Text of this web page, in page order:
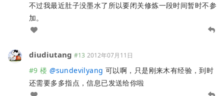
不过我最近肚子没墨水了所以要闭关修炼一段时间暂时不参
加。
diudiutang #13 2012年07月11日
#9 楼 @sundevilyang 可以啊，只是刚来木有经验，到时
还需要多多指点，信息已发送给你啦